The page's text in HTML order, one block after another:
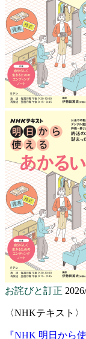
お詫びと訂正
〈NHKテキスト〉
『NHK 明日から